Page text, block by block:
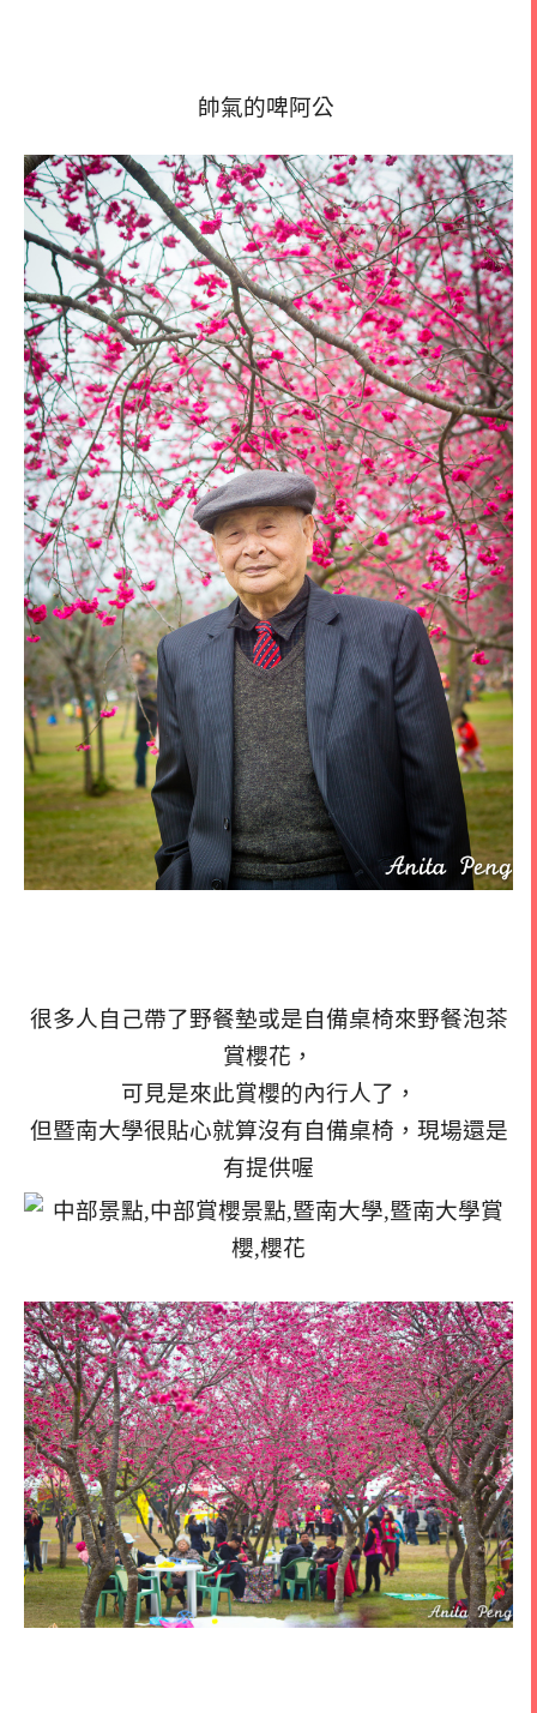
帥氣的啤阿公
很多人自己帶了野餐墊或是自備桌椅來野餐泡茶
賞櫻花，
可見是來此賞櫻的內行人了，
但暨南大學很貼心就算沒有自備桌椅，現場還是
有提供喔